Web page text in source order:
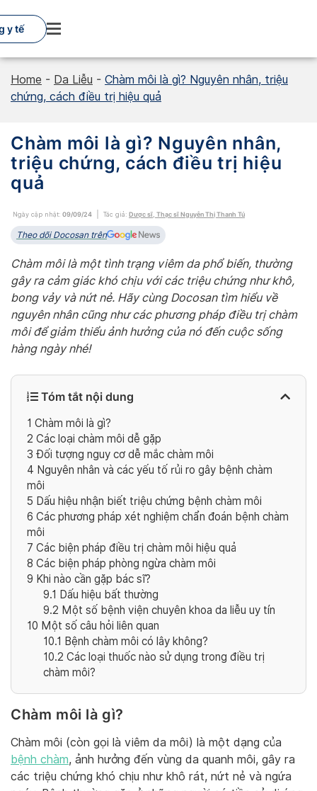
to
content
y tế
Home - Da Liễu - Chàm môi là gì? Nguyên nhân, triệu
chứng, cách điều trị hiệu quả
Chàm môi là gì? Nguyên nhân,
triệu chứng, cách điều trị hiệu
quả
Ngày cập nhật: 09/09/24 Tác giả: Dược sĩ, Thạc sĩ Nguyễn Thị Thanh Tú
Theo dõi Docosan trên
Chàm môi là một tình trạng viêm da phổ biến, thường
gây ra cảm giác khó chịu với các triệu chứng như khô,
bong vảy và nứt nẻ. Hãy cùng Docosan tìm hiểu về
nguyên nhân cũng như các phương pháp điều trị chàm
môi để giảm thiểu ảnh hưởng của nó đến cuộc sống
hàng ngày nhé!
Tóm tắt nội dung
1 Chàm môi là gì?
2 Các loại chàm môi dễ gặp
3 Đối tượng nguy cơ dễ mắc chàm môi
4 Nguyên nhân và các yếu tố rủi ro gây bệnh chàm
môi
5 Dấu hiệu nhận biết triệu chứng bệnh chàm môi
6 Các phương pháp xét nghiệm chẩn đoán bệnh chàm
môi
7 Các biện pháp điều trị chàm môi hiệu quả
8 Các biện pháp phòng ngừa chàm môi
9 Khi nào cần gặp bác sĩ?
9.1 Dấu hiệu bất thường
9.2 Một số bệnh viện chuyên khoa da liễu uy tín
10 Một số câu hỏi liên quan
10.1 Bệnh chàm môi có lây không?
10.2 Các loại thuốc nào sử dụng trong điều trị
chàm môi?
Chàm môi là gì?
Chàm môi (còn gọi là viêm da môi) là một dạng của
bệnh chàm, ảnh hưởng đến vùng da quanh môi, gây ra
các triệu chứng khó chịu như khô rát, nứt nẻ và ngứa